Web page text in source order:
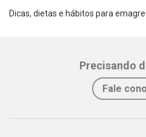
Dicas, dietas e hábitos para
Precisando
Fale
Facebook